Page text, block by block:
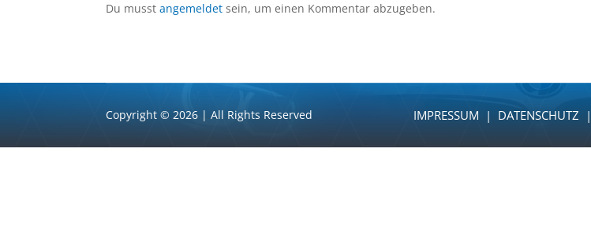
Du musstangemeldet sein, um einen Kommentar abzugeben.
Copyright © 2026 | All Rights Reserved IMPRESSUM | DATENSCHUTZ |